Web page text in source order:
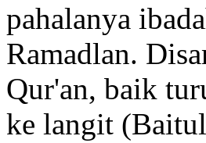
pahalanya
Ramadlan.
Qur'an, baik
ke langit